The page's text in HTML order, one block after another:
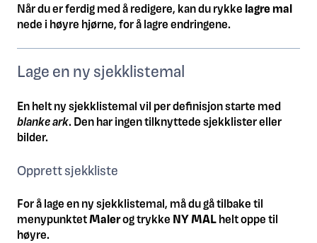
Når du er ferdig med å redigere, kan du rykke lagre mal
nede i høyre hjørne, for å lagre endringene.
Lage en ny sjekklistemal
En helt ny sjekklistemal vil per definisjon starte med
blanke ark. Den har ingen tilknyttede sjekklister eller
bilder.
Opprett sjekkliste
For å lage en ny sjekklistemal, må du gå tilbake til
menypunktetMalerog trykke NY MALhelt oppe til
høyre.